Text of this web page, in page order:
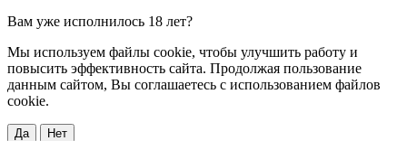
Вам уже исполнилось 18 лет?
Мы используем файлы cookie, чтобы улучшить работу и
повысить эффективность сайта. Продолжая пользование
данным сайтом, Вы соглашаетесь с использованием файлов
cookie.
Да Нет